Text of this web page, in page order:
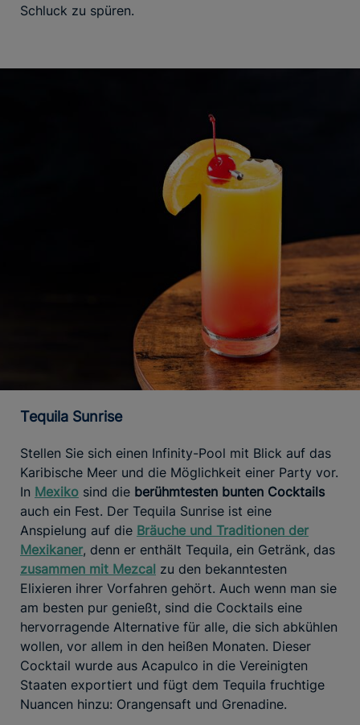
Schluck zu spüren.
Tequila Sunrise
Stellen Sie sich einen Infinity-Pool mit Blick auf das
Karibische Meer und die Möglichkeit einer Party vor.
In Mexiko sind die berühmtesten bunten Cocktails
auch ein Fest. Der Tequila Sunrise ist eine
Anspielung auf die Bräuche und Traditionen der
Mexikaner, denn er enthält Tequila, ein Getränk, das
zusammen mit Mezcal zu den bekanntesten
Elixieren ihrer Vorfahren gehört. Auch wenn man sie
am besten pur genießt, sind die Cocktails eine
hervorragende Alternative für alle, die sich abkühlen
wollen, vor allem in den heißen Monaten. Dieser
Cocktail wurde aus Acapulco in die Vereinigten
Staaten exportiert und fügt dem Tequila fruchtige
Nuancen hinzu: Orangensaft und Grenadine.